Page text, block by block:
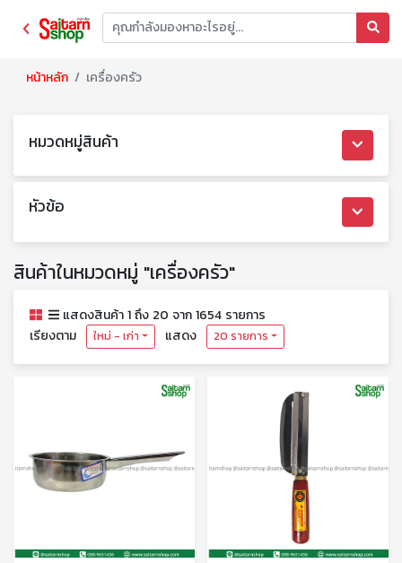
หน้าหลัก เครื่องครัว
หมวดหมู่สินค้า
หัวข้อ
สินค้าในหมวดหมู่ "เครื่องครัว"
แสดงสินค้า 1 ถึง 20 จาก 1654 รายการ
เรียงตาม
ใหม่ - เก่า แสดง 20 รายการ